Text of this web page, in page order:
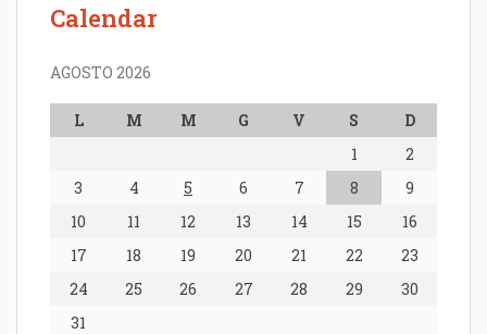
Calendar
AGOSTO 2026
L M M G V S
D
1
2
3
4 5 6 7 8
9
10
11 12 13 14 15
16
17
18 19 20 21 22
23
24
25 26 27 28 29
30
31